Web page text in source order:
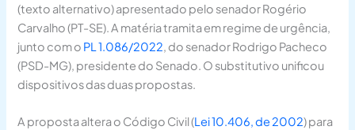
(texto alternativo) apresentado pelo senador Rogério
Carvalho (PT-SE). A matéria tramita em regime de urgência,
junto com o PL 1.086/2022, do senador Rodrigo Pacheco
(PSD-MG), presidente do Senado. O substitutivo unificou
dispositivos das duas propostas.
A proposta altera o Código Civil (Lei 10.406, de 2002) para